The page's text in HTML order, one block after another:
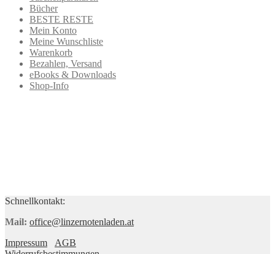
Bücher
BESTE RESTE
Mein Konto
Meine Wunschliste
Warenkorb
Bezahlen, Versand
eBooks & Downloads
Shop-Info
Schnellkontakt:
Mail: office@linzernotenladen.at
Impressum
AGB